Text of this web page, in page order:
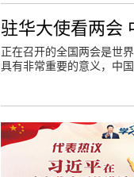
驻华大使看两会
正在召开的全国两会是世
具有非常重要的意义，中